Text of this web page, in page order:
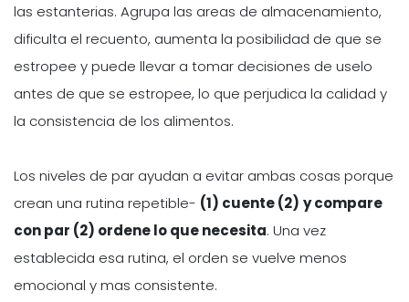
las estanterias. Agrupa las areas de almacenamiento,
dificulta el recuento, aumenta la posibilidad de que se
estropee y puede llevar a tomar decisiones de uselo
antes de que se estropee, lo que perjudica la calidad y
la consistencia de los alimentos.
Los niveles de par ayudan a evitar ambas cosas porque
crean una rutina repetible- (1) cuente (2) y compare
con par (2) ordene lo que necesita. Una vez
establecida esa rutina, el orden se vuelve menos
emocional y mas consistente.